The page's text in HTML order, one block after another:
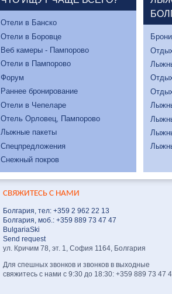
Отели в Банско
Отели в Боровце
Веб камеры - Пампорово
Отели в Пампорово
Форум
Раннее бронирование
Отели в Чепеларе
Отель Орловец, Пампорово
Лыжные пакеты
Спецпредложения
Снежный покров
СВЯЖИТЕСЬ С НАМИ
Болгария, тел: +359 2 962 22 13
Болгария, моб.: +359 889 73 47 47
BulgariaSki
Send request
ул. Кричим 78, эт. 1, София 1164, Болгария
Для спешных звонков и звонков в выходные
свяжитесь с нами с 9:30 до 18:30: +359 889 73 47